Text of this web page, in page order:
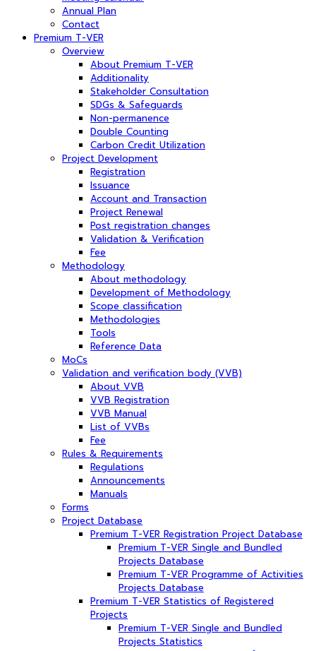
Annual Plan
Contact
Premium T-VER
Overview
About Premium T-VER
Additionality
Stakeholder Consultation
SDGs & Safeguards
Non-permanence
Double Counting
Carbon Credit Utilization
Project Development
Registration
Issuance
Account and Transaction
Project Renewal
Post registration changes
Validation & Verification
Fee
Methodology
About methodology
Development of Methodology
Scope classification
Methodologies
Tools
Reference Data
MoCs
Validation and verification body (VVB)
About VVB
VVB Registration
VVB Manual
List of VVBs
Fee
Rules & Requirements
Regulations
Announcements
Manuals
Forms
Project Database
Premium T-VER Registration Project Database
Premium T-VER Single and Bundled
Projects Database
Premium T-VER Programme of Activities
Projects Database
Premium T-VER Statistics of Registered
Projects
Premium T-VER Single and Bundled
Projects Statistics